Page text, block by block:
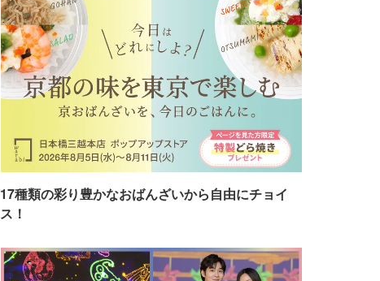
17種類の彩り豊かなおばんざいから自由にチョイ
ス！